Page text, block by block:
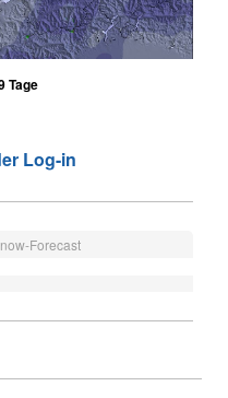
Tage
Log-in
Forecast